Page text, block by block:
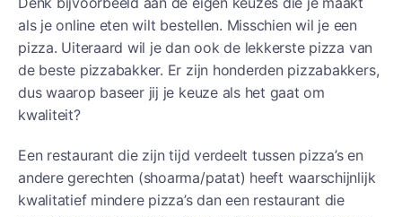
als je online eten wilt bestellen. Misschien wil je een
pizza. Uiteraard wil je dan ook de lekkerste pizza van
de beste pizzabakker. Er zijn honderden pizzabakkers,
dus waarop baseer jij je keuze als het gaat om
kwaliteit?
Een restaurant die zijn tijd verdeelt tussen pizza’s en
andere gerechten (shoarma/patat) heeft waarschijnlijk
kwalitatief mindere pizza’s dan een restaurant die